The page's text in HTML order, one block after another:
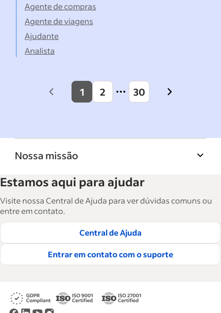
Agente de compras
Agente de viagens
Ajudante
Analista
Previous
1 2 30
Next
Nossa missão
Indeed ajuda empresas a crescer e gerenciar a
força de trabalho. São mais de 15 mil artigos
em seis idiomas, em que você encontra
conselhos táticos, instruções e práticas
recomendadas para ajudar as empresas a
contratar e reter ótimos funcionários.
Leia nossas diretrizes editoriais
Estamos aqui para ajudar
Visite nossa Central de Ajuda para ver dúvidas comuns ou
entre em contato.
Central de Ajuda
Entrar em contato com o suporte